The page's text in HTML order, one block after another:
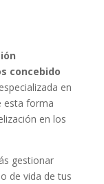
concebido
en
esta forma
en los
gestionar
de vida de tus